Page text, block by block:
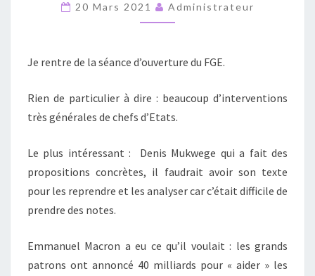
TENUE
GÉNÉRATION
20 Mars 2021 Administrateur
Je rentre de la séance d’ouverture du FGE.
Rien de particulier à dire : beaucoup d’interventions
très générales de chefs d’Etats.
Le plus intéressant : Denis Mukwege qui a fait des
propositions concrètes, il faudrait avoir son texte
pour les reprendre et les analyser car c’était difficile de
prendre des notes.
Emmanuel Macron a eu ce qu’il voulait : les grands
patrons ont annoncé 40 milliards pour « aider » les